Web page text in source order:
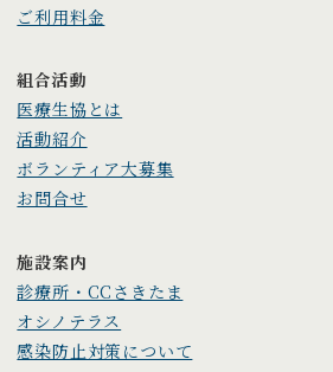
ご利用料金
組合活動
医療生協とは
活動紹介
ボランティア大募集
お問合せ
施設案内
診療所・CCさきたま
オシノテラス
感染防止対策について